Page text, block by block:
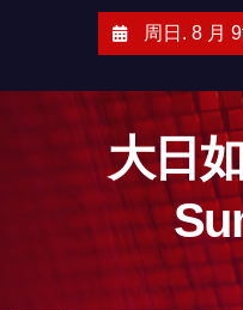
周日. 8 月
大日